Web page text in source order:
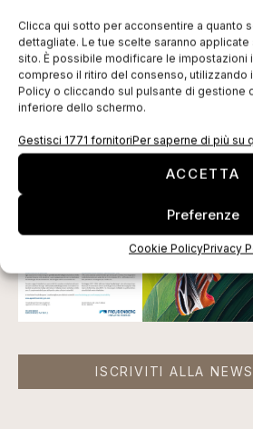
Clicca qui sotto per acconsentire a quanto
dettagliate. Le tue scelte saranno
sito. È possibile modificare le impostazioni
compreso il ritiro del consenso, utilizzando
Policy o cliccando sul pulsante di gestione
inferiore dello schermo.
Gestisci 1771 fornitoriPer saperne di più su
ACCETTA
Preferenze
Cookie PolicyPrivacy
Il Gruppo Epson è guidato
Seiko Epson Corporation.
EDICOLA WEB
ISCRIVITI ALLA